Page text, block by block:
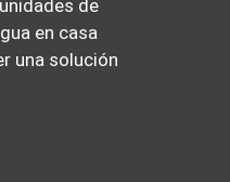
de
en casa
una solución